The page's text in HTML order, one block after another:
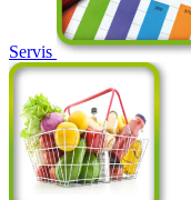
Servis